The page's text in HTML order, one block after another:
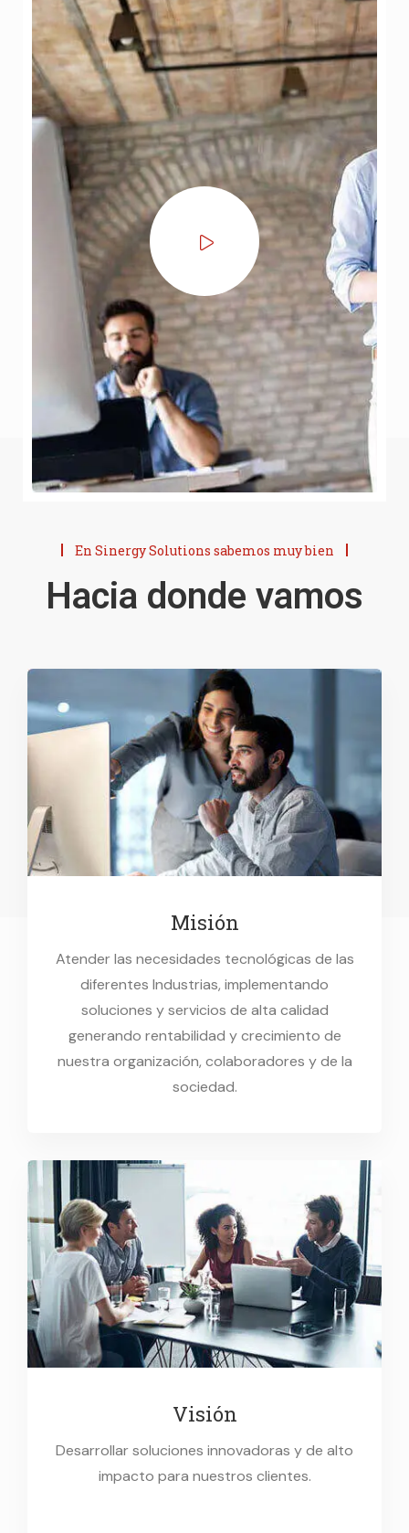
En Sinergy Solutions sabemos muy bien
Hacia donde vamos
Misión
Atender las necesidades tecnológicas de las
diferentes Industrias, implementando
soluciones y servicios de alta calidad
generando rentabilidad y crecimiento de
nuestra organización, colaboradores y de la
sociedad.
Visión
Desarrollar soluciones innovadoras y de alto
impacto para nuestros clientes.